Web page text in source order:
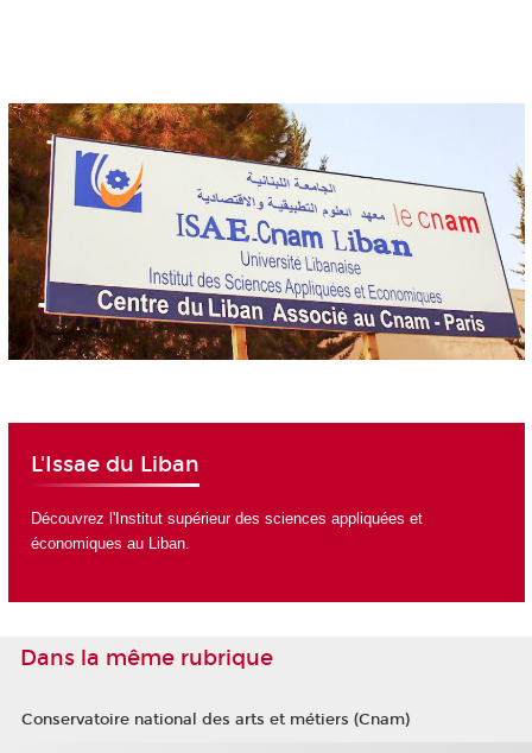
L'Issae du Liban
Découvrez l'Institut supérieur des sciences appliquées et
économiques au Liban.
Dans la même rubrique
Conservatoire national des arts et métiers (Cnam)